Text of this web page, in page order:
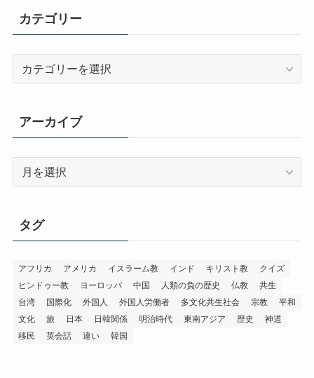
カテゴリー
リ
ー
アーカイブ
ブ
タグ
アフリカ アメリカ イスラーム教 インド キリスト教
クイズ
ヒンドゥー教
ヨーロッパ 中国 人類の負の歴史 仏教
共生
台湾
国際化 外国人 外国人労働者 多文化共生社会 宗教
平和
文化
旅 日本 日韓関係 明治時代 東南アジア 歴史
神道
移民
英会話 違い 韓国